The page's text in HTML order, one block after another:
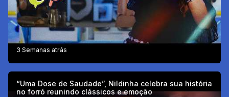
3 Semanas atrás
“Uma Dose de Saudade”, Nildinha celebra sua história
no forró reunindo clássicos e emoção